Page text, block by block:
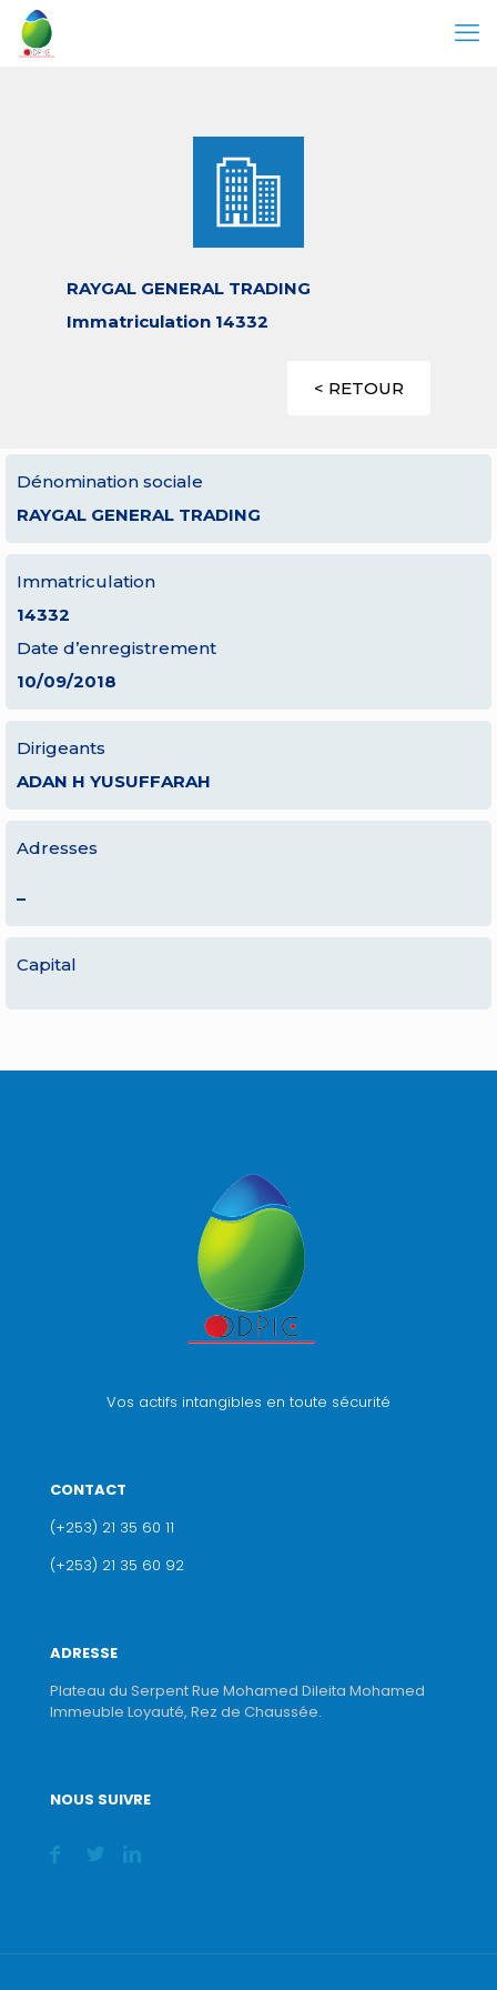
RAYGAL GENERAL TRADING
Immatriculation 14332
< RETOUR
Dénomination sociale
RAYGAL GENERAL TRADING
Immatriculation
14332
Date d’enregistrement
10/09/2018
Dirigeants
ADAN H YUSUFFARAH
Adresses
–
Capital
Vos actifs intangibles en toute sécurité
CONTACT
(+253) 21 35 60 11
(+253) 21 35 60 92
ADRESSE
Plateau du Serpent Rue Mohamed Dileita Mohamed
Immeuble Loyauté, Rez de Chaussée.
NOUS SUIVRE